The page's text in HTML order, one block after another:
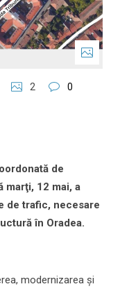
2
0
de
marţi, 12 mai, a
de trafic, necesare
în Oradea.
modernizarea și